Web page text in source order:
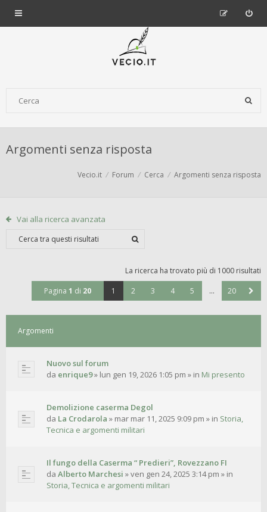
Argomenti senza risposta
Vecio.it Forum Cerca Argomenti senza risposta
Vai alla ricerca avanzata
La ricerca ha trovato più di 1000 risultati
Pagina 1 di 20 1 2 3 4 5 … 20
Argomenti
Nuovo sul forum
da enrique9» lun gen 19, 2026 1:05 pm » in Mi presento
Demolizione caserma Degol
da La Crodarola » mar mar 11, 2025 9:09 pm » in Storia,
Tecnica e argomenti militari
Il fungo della Caserma “ Predieri”, Rovezzano FI
da Alberto Marchesi »ven gen 24, 2025 3:14 pm » in
Storia, Tecnica e argomenti militari